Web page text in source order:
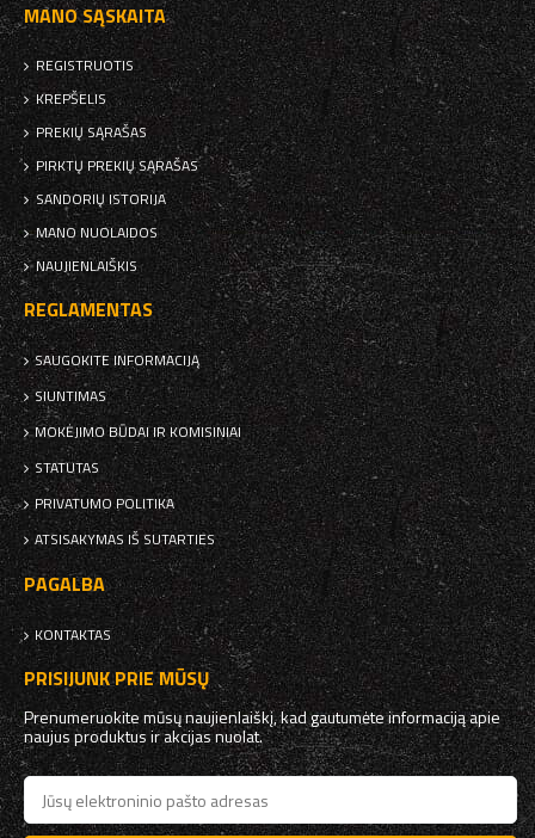
MANO SĄSKAITA
REGISTRUOTIS
KREPŠELIS
PREKIŲ SĄRAŠAS
PIRKTŲ PREKIŲ SĄRAŠAS
SANDORIŲ ISTORIJA
MANO NUOLAIDOS
NAUJIENLAIŠKIS
REGLAMENTAS
SAUGOKITE INFORMACIJĄ
SIUNTIMAS
MOKĖJIMO BŪDAI IR KOMISINIAI
STATUTAS
PRIVATUMO POLITIKA
ATSISAKYMAS IŠ SUTARTIES
PAGALBA
KONTAKTAS
PRISIJUNK PRIE MŪSŲ
Prenumeruokite mūsų naujienlaiškį, kad gautumėte informaciją apie
naujus produktus ir akcijas nuolat.